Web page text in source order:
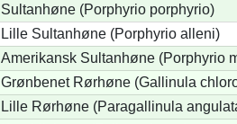
Sultanhøne (Porphyrio porphyrio)
Lille Sultanhøne (Porphyrio alleni)
Amerikansk Sultanhøne (Porphyrio
Grønbenet Rørhøne (Gallinula
Lille Rørhøne (Paragallinula